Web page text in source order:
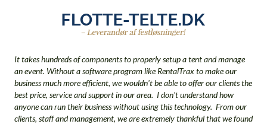
It takes hundreds of components to properly setup a tent and manage
an event. Without a software program like RentalTrax to make our
business much more efficient, we wouldn't be able to offer our clients the
best price, service and support in our area. I don't understand how
anyone can run their business without using this technology. From our
clients, staff and management, we are extremely thankful that we found